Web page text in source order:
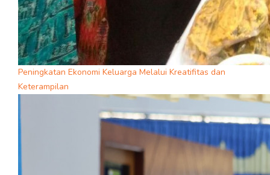
Peningkatan Ekonomi Keluarga Melalui Kreatifitas dan
Keterampilan